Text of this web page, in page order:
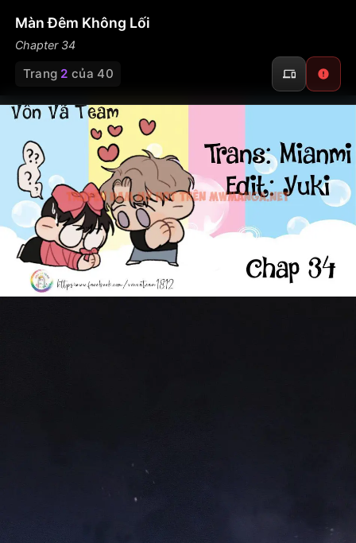
Màn Đêm Không Lối
Chapter 34
Trang 2 của 40